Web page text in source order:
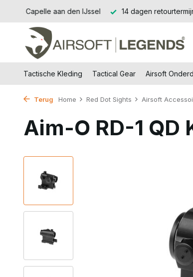
14 dagen retourtermijn – zonder gedoe,
Tactische Kleding Tactical Gear Airsoft
Terug Home Red Dot Sights Airsoft
Aim-O RD-1 QD